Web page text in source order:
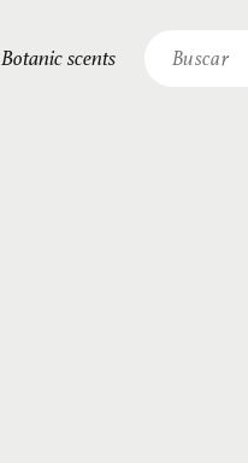
Botanic scents